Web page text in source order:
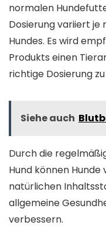
normalen
Dosierung variiert je
Hundes. Es wird
Produkts einen
richtige Dosierung
Siehe auch
Durch die
Hund können
natürlichen
allgemeine
verbessern.